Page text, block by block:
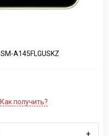
SM-A145FLGUSKZ
Как получить?
+